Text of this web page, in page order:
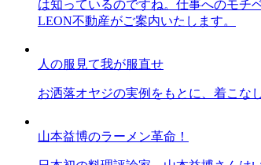
は知っているのですね。仕事へのモチ
LEON不動産がご案内いたします。
人の服見て我が服直せ
お洒落オヤジの実例をもとに、着こな
山本益博のラーメン革命！